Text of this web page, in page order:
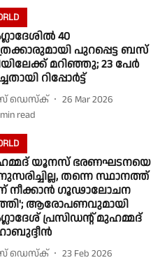
40
പുറപ്പെട്ട ബസ്
മറിഞ്ഞു; 23 പേർ
റിപ്പോർട്ട്
ഡെസ്ക്
26 Mar 2026
min read
യൂനസ് ഭരണഘടനയെ
തന്നെ സ്ഥാനത്ത്
നീക്കാൻ ഗൂഢാലോചന
ആരോപണവുമായി
പ്രസിഡൻ്റ് മുഹമ്മദ്
ഡെസ്ക്
23 Feb 2026